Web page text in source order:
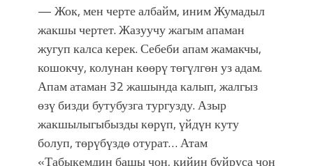
— Жок, мен черте албайм, иним Жумадыл
жакшы чертет. Жазуучу жагым апаман
жугуп калса керек. Себеби апам жамакчы,
кошокчу, колунан көөрү төгүлгөн уз адам.
Апам атаман 32 жашында калып, жалгыз
өзү бизди бутубузга тургузду. Азыр
жакшылыгыбызды көрүп, үйдүн куту
болуп, төрүбүздө отурат… Атам
«Табыкемдин башы чоӊ, кийин буйруса чоӊ